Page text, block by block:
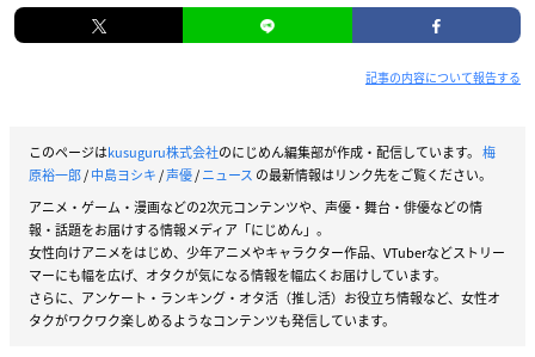
記事の内容について報告する
このページはkusuguru株式会社のにじめん編集部が作成・配信しています。 梅
原裕一郎/中島ヨシキ/声優/ニュース の最新情報はリンク先をご覧ください。
アニメ・ゲーム・漫画などの2次元コンテンツや、声優・舞台・俳優などの情
報・話題をお届けする情報メディア「にじめん」。
女性向けアニメをはじめ、少年アニメやキャラクター作品、VTuberなどストリー
マーにも幅を広げ、オタクが気になる情報を幅広くお届けしています。
さらに、アンケート・ランキング・オタ活（推し活）お役立ち情報など、女性オ
タクがワクワク楽しめるようなコンテンツも発信しています。